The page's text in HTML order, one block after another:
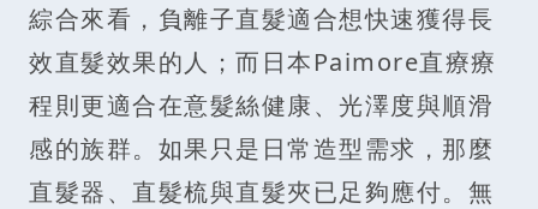
綜合來看，負離子直髮適合想快速獲得長
效直髮效果的人；而日本Paimore直療療
程則更適合在意髮絲健康、光澤度與順滑
感的族群。如果只是日常造型需求，那麼
直髮器、直髮梳與直髮夾已足夠應付。無